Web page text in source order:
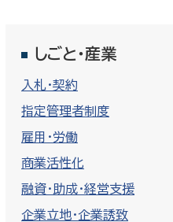
しごと・産業
入札・契約
指定管理者制度
雇用・労働
商業活性化
融資・助成・経営支援
企業立地・企業誘致